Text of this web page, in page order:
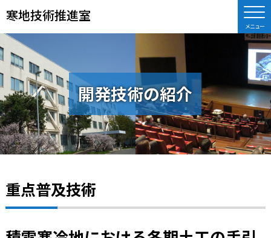
寒地技術推進室
開発技術の紹介
重点普及技術